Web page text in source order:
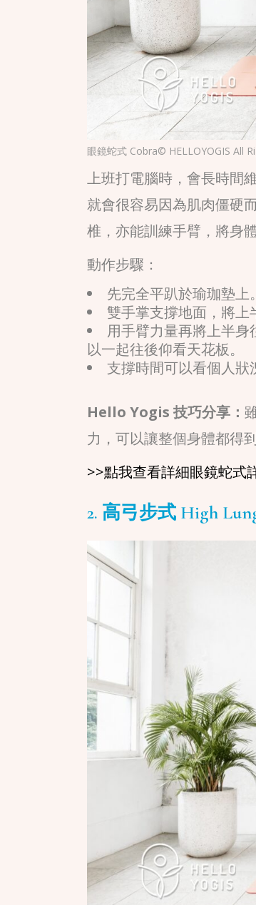
眼鏡蛇式 Cobra© HELLOYOGIS All
上班打電腦時，會長時間
就會很容易因為肌肉僵硬
椎，亦能訓練手臂，將身
動作步驟：
先完全平趴於瑜珈墊上。
雙手掌支撐地面，將上
用手臂力量再將上半
以一起往後仰看天花板。
支撐時間可以看個人狀
Hello Yogis 技巧分享：
力，可以讓整個身體都得
>>點我查看詳細眼鏡蛇式
2. 高弓步式 High